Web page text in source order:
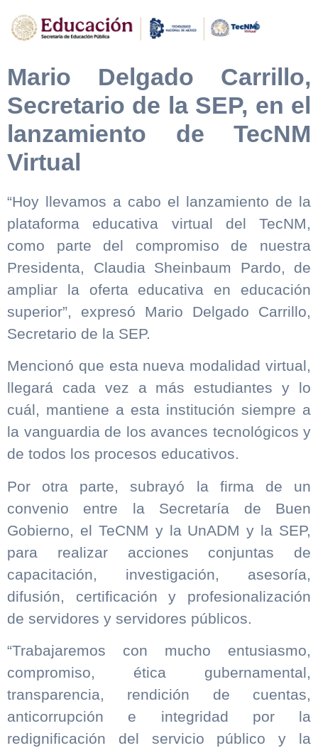
Mario Delgado Carrillo,
Secretario de la SEP, en el
lanzamiento de TecNM
Virtual
“Hoy llevamos a cabo el lanzamiento de la
plataforma educativa virtual del TecNM,
como parte del compromiso de nuestra
Presidenta, Claudia Sheinbaum Pardo, de
ampliar la oferta educativa en educación
superior”, expresó Mario Delgado Carrillo,
Secretario de la SEP.
Mencionó que esta nueva modalidad virtual,
llegará cada vez a más estudiantes y lo
cuál, mantiene a esta institución siempre a
la vanguardia de los avances tecnológicos y
de todos los procesos educativos.
Por otra parte, subrayó la firma de un
convenio entre la Secretaría de Buen
Gobierno, el TeCNM y la UnADM y la SEP,
para realizar acciones conjuntas de
capacitación, investigación, asesoría,
difusión, certificación y profesionalización
de servidores y servidores públicos.
“Trabajaremos con mucho entusiasmo,
compromiso, ética gubernamental,
transparencia, rendición de cuentas,
anticorrupción e integridad por la
redignificación del servicio público y la